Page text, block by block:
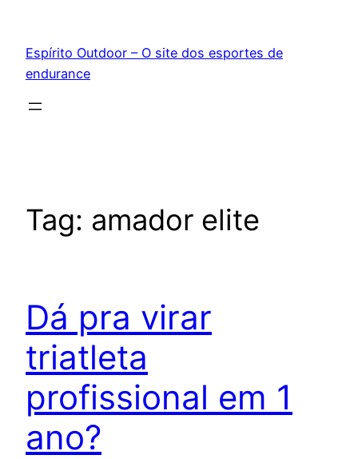
conteúdo
Espírito Outdoor – O site dos esportes de
endurance
Tag: amador elite
Dá pra virar
triatleta
profissional em 1
ano?